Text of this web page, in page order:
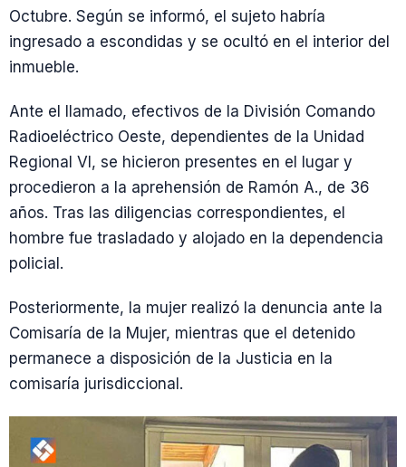
Octubre. Según se informó, el sujeto habría
ingresado a escondidas y se ocultó en el interior del
inmueble.
Ante el llamado, efectivos de la División Comando
Radioeléctrico Oeste, dependientes de la Unidad
Regional VI, se hicieron presentes en el lugar y
procedieron a la aprehensión de Ramón A., de 36
años. Tras las diligencias correspondientes, el
hombre fue trasladado y alojado en la dependencia
policial.
Posteriormente, la mujer realizó la denuncia ante la
Comisaría de la Mujer, mientras que el detenido
permanece a disposición de la Justicia en la
comisaría jurisdiccional.